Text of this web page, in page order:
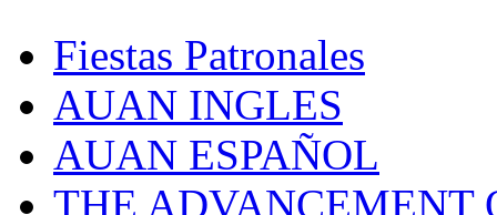
Fiestas Patronales
AUAN INGLES
AUAN ESPAÑOL
THE ADVANCEMENT